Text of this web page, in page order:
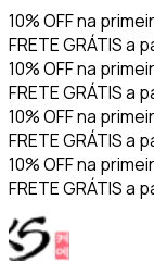
10% OFF na
FRETE GRÁTIS a
10% OFF na
FRETE GRÁTIS a
10% OFF na
FRETE GRÁTIS a
10% OFF na
FRETE GRÁTIS a